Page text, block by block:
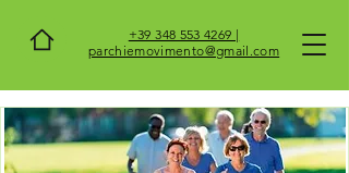
+39 348 553 4269 |
parchiemovimento@gmail.com